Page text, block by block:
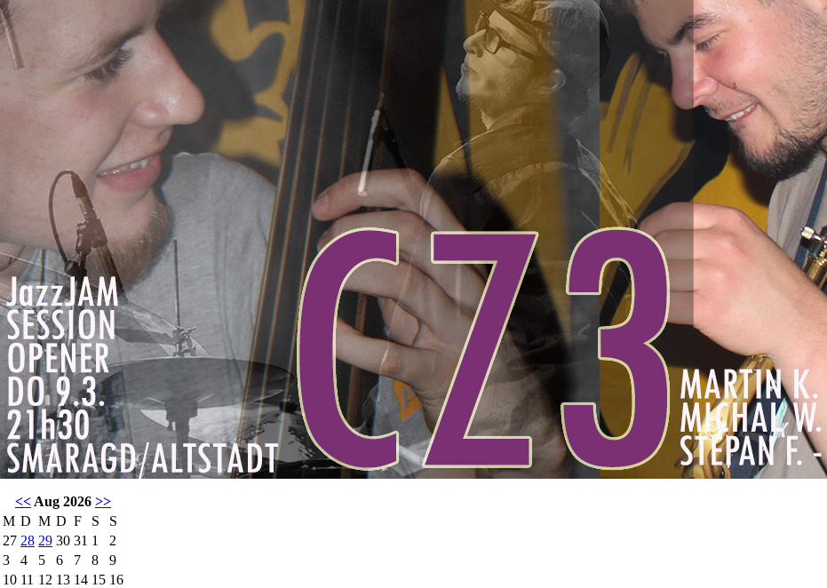
<< Aug 2026 >>
M D M D F S
S
27 28 29 30 31 1
2
3
4 5 6 7 8
9
10 11 12 13 14 15 16